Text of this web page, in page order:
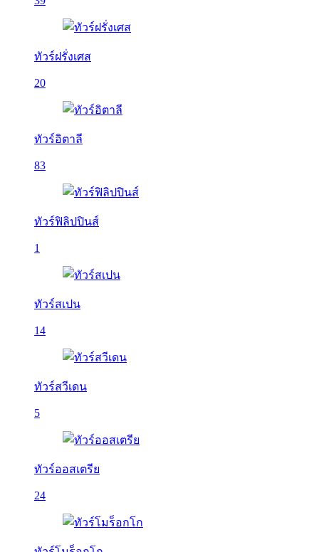
ทัวร์ฝรั่งเศส
20
ทัวร์อิตาลี
83
ทัวร์ฟิลิปปินส์
1
ทัวร์สเปน
14
ทัวร์สวีเดน
5
ทัวร์ออสเตรีย
24